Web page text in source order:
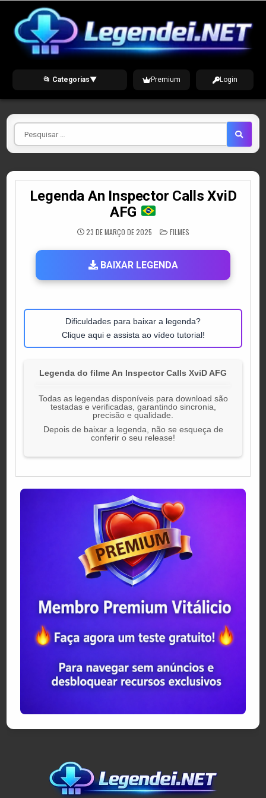
content
📂 Categorias▼ Premium Login
Pesquisar
por
Legenda An Inspector Calls XviD
AFG
23 DE MARÇO DE 2025 POSTED
IN
FILMES
BAIXAR LEGENDA
Dificuldades para baixar a legenda?
Clique aqui e assista ao vídeo tutorial!
Legenda do filme An Inspector Calls XviD AFG
Todas as legendas disponíveis para download são
testadas e verificadas, garantindo sincronia,
precisão e qualidade.
Depois de baixar a legenda, não se esqueça de
conferir o seu release!